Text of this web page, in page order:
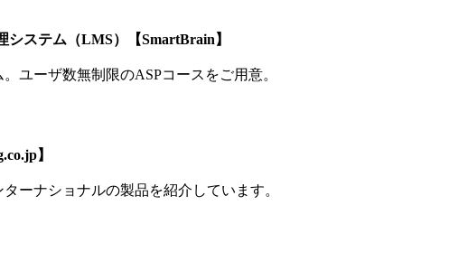
システム（LMS）【SmartBrain】
ユーザ数無制限のASPコースをご用意。
】
ーナショナルの製品を紹介しています。